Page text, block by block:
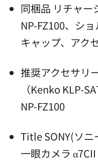
同梱品 リチャー
NP-FZ100、シ
キャップ、アク
推奨アクセサリ
（Kenko KLP-
NP-FZ100
Title SONY(ソニ
一眼カメラ